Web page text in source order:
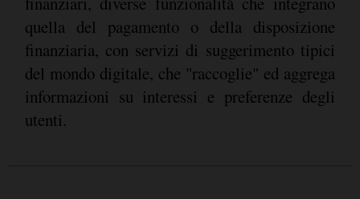
quella del pagamento o della disposizione
finanziaria, con servizi di suggerimento tipici
del mondo digitale, che "raccoglie" ed aggrega
informazioni su interessi e preferenze degli
utenti.